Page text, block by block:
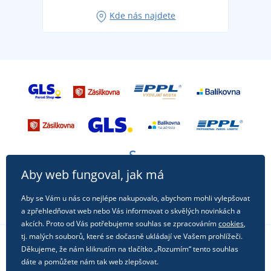
Kde nás najdete
Sledujte nás na sociálních sítích
Aby web fungoval, jak má
Aby se Vám u nás co nejlépe nakupovalo, abychom mohli vylepšovat
a zpřehledňovat web nebo Vás informovat o skvělých novinkách a
akcích. Proto od Vás potřebujeme souhlas se zpracovánímcookies,
tj. malých souborů, které se dočasně ukládají ve Vašem prohlížeči.
Děkujeme, že nám kliknutím na tlačítko „Rozumím“ tento souhlas
dáte a pomůžete nám tak web zlepšovat.